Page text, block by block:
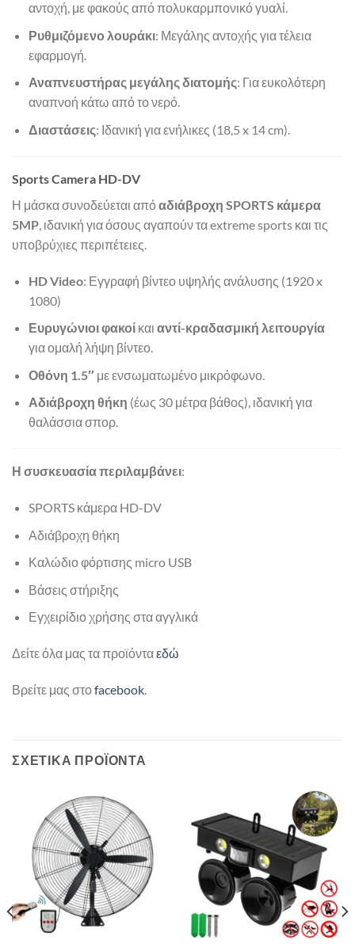
αντοχή, με φακούς από πολυκαρμπονικό γυαλί.
Ρυθμιζόμενο λουράκι: Μεγάλης αντοχής για τέλεια
εφαρμογή.
Αναπνευστήρας μεγάλης διατομής: Για ευκολότερη
αναπνοή κάτω από το νερό.
Διαστάσεις: Ιδανική για ενήλικες (18,5 x 14 cm).
Sports Camera HD-DV
Η μάσκα συνοδεύεται απόαδιάβροχη SPORTS κάμερα
5MP, ιδανική για όσους αγαπούν τα extreme sports και τις
υποβρύχιες περιπέτειες.
HD Video: Εγγραφή βίντεο υψηλής ανάλυσης (1920 x
1080)
Ευρυγώνιοι φακοίκαι αντί-κραδασμική λειτουργία
για ομαλή λήψη βίντεο.
Οθόνη 1.5″με ενσωματωμένο μικρόφωνο.
Αδιάβροχη θήκη (έως 30 μέτρα βάθος), ιδανική για
θαλάσσια σπορ.
Η συσκευασία περιλαμβάνει:
SPORTS κάμερα HD-DV
Αδιάβροχη θήκη
Καλώδιο φόρτισης micro USB
Βάσεις στήριξης
Εγχειρίδιο χρήσης στα αγγλικά
Δείτε όλα μας τα προϊόνταεδώ
Βρείτε μας στοfacebook.
ΣΧΕΤΙΚΆ ΠΡΟΪΌΝΤΑ